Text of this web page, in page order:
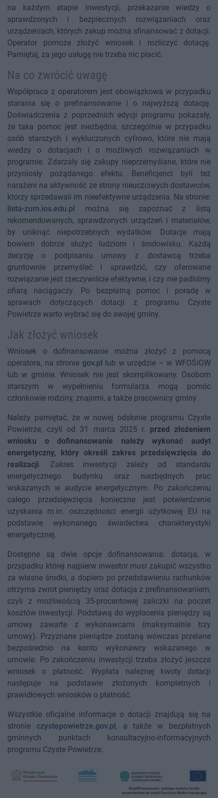
na każdym etapie inwestycji, przekazanie wiedzy o
sprawdzonych i bezpiecznych rozwiązaniach oraz
urządzeniach, których zakup można sfinansować z dotacji.
Operator pomoże złożyć wniosek i rozliczyć dotację.
Pamiętaj, za jego usługę nie trzeba nic płacić.
Na co zwrócić uwagę
Współpraca z operatorem jest obowiązkowa w przypadku
starania się o prefinansowanie i o najwyższą dotację.
Doświadczenia z poprzednich edycji programu pokazały,
że taka pomoc jest niezbędna, szczególnie w przypadku
osób starszych i wykluczonych cyfrowo, które nie mają
wiedzy o dotacjach i o możliwych rozwiązaniach w
programie. Zdarzały się zakupy nieprzemyślane, które nie
przyniosły pożądanego efektu. Beneficjenci byli też
narażeni na aktywność ze strony nieuczciwych dostawców,
którzy sprzedawali im nieefektywne urządzenia. Na stronie:
lista-zum.ios.edu.pl
można się zapoznać z listą
rekomendowanych, sprawdzonych urządzeń i materiałów,
by uniknąć niepotrzebnych wydatków. Dotacje mają
bowiem dobrze służyć ludziom i środowisku. Każdą
decyzję o podpisaniu umowy z dostawcą trzeba
gruntownie przemyśleć i sprawdzić, czy oferowane
rozwiązanie jest rzeczywiście efektywne, i czy nie padliśmy
ofiarą naciągaczy. Po bezpłatną pomoc i poradę w
sprawach dotyczących dotacji z programu Czyste
Powietrze warto wybrać się do swojej gminy.
Jak złożyć wniosek
Wniosek o dofinansowanie można złożyć z pomocą
operatora, na stronie gov.pl
lub w urzędzie – w WFOŚiGW
lub w gminie. Wniosek nie jest skomplikowany. Osobom
starszym w wypełnieniu formularza mogą pomóc
członkowie rodziny, znajomi, a także pracownicy gminy.
Należy pamiętać, że w nowej odsłonie programu Czyste
Powietrze, czyli od 31 marca 2025 r. przed złożeniem
wniosku o dofinansowanie należy wykonać audyt
energetyczny, który określi zakres przedsięwzięcia do
realizacji. Zakres inwestycji zależy od standardu
energetycznego budynku oraz niezbędnych prac
wskazanych w audycie energetycznym. Po zakończeniu
całego przedsięwzięcia konieczne jest potwierdzenie
uzyskania m.in. oszczędności energii użytkowej EU na
podstawie wykonanego świadectwa charakterystyki
energetycznej.
Dostępne są dwie opcje dofinansowania: dotacja, w
przypadku której najpierw inwestor musi zakupić wszystko
za własne środki, a dopiero po przedstawieniu rachunków
otrzyma zwrot pieniędzy oraz dotacja z prefinansowaniem,
czyli z możliwością 35-procentowej zaliczki na poczet
kosztów inwestycji. Podstawą do wypłacenia pieniędzy są
umowy zawarte z wykonawcami (maksymalnie trzy
umowy). Przyznane pieniądze zostaną wówczas przelane
bezpośrednio na konto wykonawcy wskazanego w
umowie. Po zakończeniu inwestycji trzeba złożyć jeszcze
wniosek o płatność. Wypłata należnej kwoty dotacji
następuje na podstawie złożonych kompletnych i
prawidłowych wniosków o płatność.
Wszystkie oficjalne informacje o dotacji znajdują się na
stronie czystepowietrze.gov.pl , a także w bezpłatnych
gminnych punktach konsultacyjno-informacyjnych
programu Czyste Powietrze.